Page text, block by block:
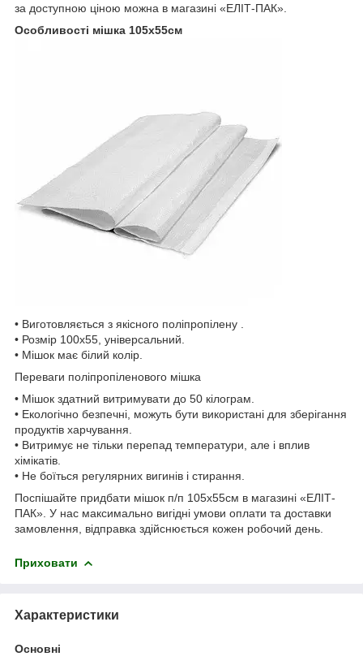
за доступною ціною можна в магазині «ЕЛІТ-ПАК».
Особливості мішка 105х55см
• Виготовляється з якісного поліпропілену .
• Розмір 100х55, універсальний.
• Мішок має білий колір.
Переваги поліпропіленового мішка
• Мішок здатний витримувати до 50 кілограм.
• Екологічно безпечні, можуть бути використані для зберігання
продуктів харчування.
• Витримує не тільки перепад температури, але і вплив
хімікатів.
• Не боїться регулярних вигинів і стирання.
Поспішайте придбати мішок п/п 105х55см в магазині «ЕЛІТ-
ПАК». У нас максимально вигідні умови оплати та доставки
замовлення, відправка здійснюється кожен робочий день.
Приховати
Характеристики
Основні